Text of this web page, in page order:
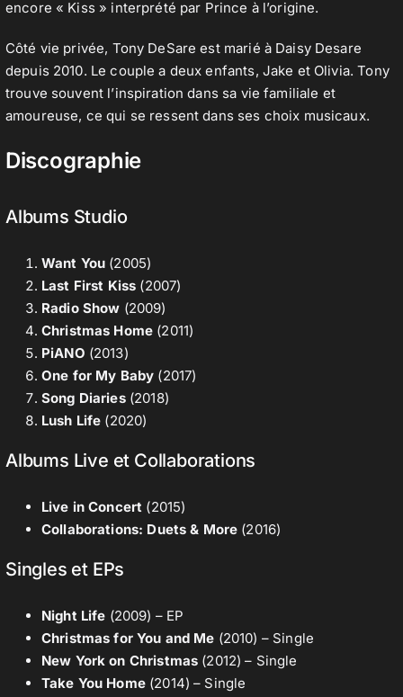
encore « Kiss » interprété par Prince à l’origine.
Côté vie privée, Tony DeSare est marié à Daisy Desare
depuis 2010. Le couple a deux enfants, Jake et Olivia. Tony
trouve souvent l’inspiration dans sa vie familiale et
amoureuse, ce qui se ressent dans ses choix musicaux.
Discographie
Albums Studio
Want You (2005)
Last First Kiss (2007)
Radio Show (2009)
Christmas Home (2011)
PiANO (2013)
One for My Baby (2017)
Song Diaries(2018)
Lush Life (2020)
Albums Live et Collaborations
Live in Concert (2015)
Collaborations: Duets & More (2016)
Singles et EPs
Night Life (2009) – EP
Christmas for You and Me (2010) – Single
New York on Christmas (2012) – Single
Take You Home(2014) – Single